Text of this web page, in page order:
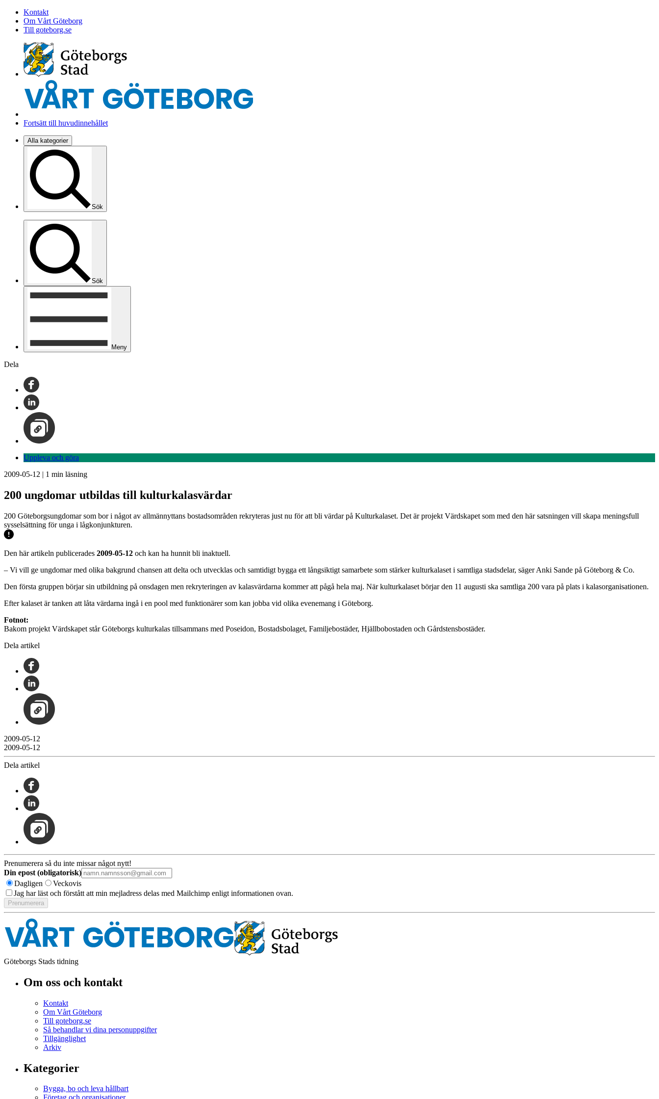
Kontakt
Om Vårt Göteborg
Till goteborg.se
Fortsätt till huvudinnehållet
Alla kategorier
Sök
Sök
Meny
Dela
Uppleva och göra
2009-05-12 | 1 min läsning
200 ungdomar utbildas till kulturkalasvärdar
200 Göteborgsungdomar som bor i något av allmännyttans bostadsområden rekryteras just nu för att bli värdar på Kulturkalaset. Det är projekt Värdskapet som med den här satsningen vill skapa meningsfull
sysselsättning för unga i lågkonjunkturen.
Den här artikeln publicerades 2009-05-12 och kan ha hunnit bli inaktuell.
– Vi vill ge ungdomar med olika bakgrund chansen att delta och utvecklas och samtidigt bygga ett långsiktigt samarbete som stärker kulturkalaset i samtliga stadsdelar, säger Anki Sande på Göteborg & Co.
Den första gruppen börjar sin utbildning på onsdagen men rekryteringen av kalasvärdarna kommer att pågå hela maj. När kulturkalaset börjar den 11 augusti ska samtliga 200 vara på plats i kalasorganisationen.
Efter kalaset är tanken att låta värdarna ingå i en pool med funktionärer som kan jobba vid olika evenemang i Göteborg.
Fotnot:
Bakom projekt Värdskapet står Göteborgs kulturkalas tillsammans med Poseidon, Bostadsbolaget, Familjebostäder, Hjällbobostaden och Gårdstensbostäder.
Dela artikel
2009-05-12
2009-05-12
Dela artikel
Prenumerera så du inte missar något nytt!
Din epost (obligatorisk)
Dagligen
Veckovis
Jag har läst och förstått att min mejladress delas med Mailchimp enligt informationen ovan.
Göteborgs Stads tidning
Om oss och kontakt
Kontakt
Om Vårt Göteborg
Till goteborg.se
Så behandlar vi dina personuppgifter
Tillgänglighet
Arkiv
Kategorier
Bygga, bo och leva hållbart